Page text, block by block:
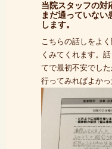
当院スタッフの対
まだ通っていない
します。
こちらの話しをよ
くみてくれます。
てで最初不安でし
行ってみればよかっ